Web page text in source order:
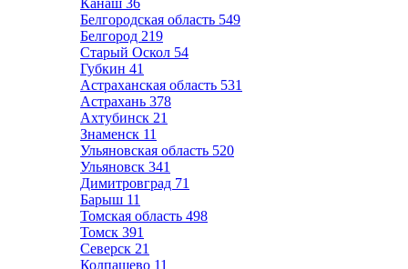
Канаш 36
Белгородская область 549
Белгород 219
Старый Оскол 54
Губкин 41
Астраханская область 531
Астрахань 378
Ахтубинск 21
Знаменск 11
Ульяновская область 520
Ульяновск 341
Димитровград 71
Барыш 11
Томская область 498
Томск 391
Северск 21
Колпашево 11